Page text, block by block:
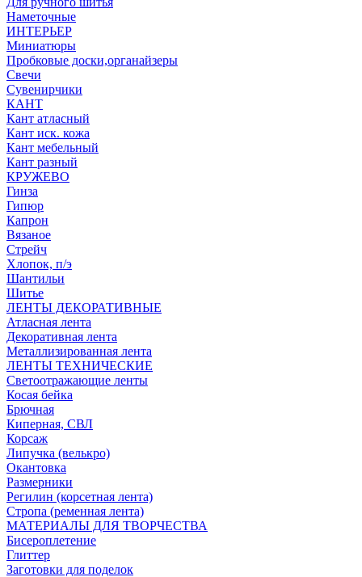
Наметочные
ИНТЕРЬЕР
Миниатюры
Пробковые доски,органайзеры
Свечи
Сувенирчики
КАНТ
Кант атласный
Кант иск. кожа
Кант мебельный
Кант разный
КРУЖЕВО
Гинза
Гипюр
Капрон
Вязаное
Стрейч
Хлопок, п/э
Шантильи
Шитье
ЛЕНТЫ ДЕКОРАТИВНЫЕ
Атласная лента
Декоративная лента
Металлизированная лента
ЛЕНТЫ ТЕХНИЧЕСКИЕ
Светоотражающие ленты
Косая бейка
Брючная
Киперная, СВЛ
Корсаж
Липучка (велькро)
Окантовка
Размерники
Регилин (корсетная лента)
Стропа (ременная лента)
МАТЕРИАЛЫ ДЛЯ ТВОРЧЕСТВА
Бисероплетение
Глиттер
Заготовки для поделок